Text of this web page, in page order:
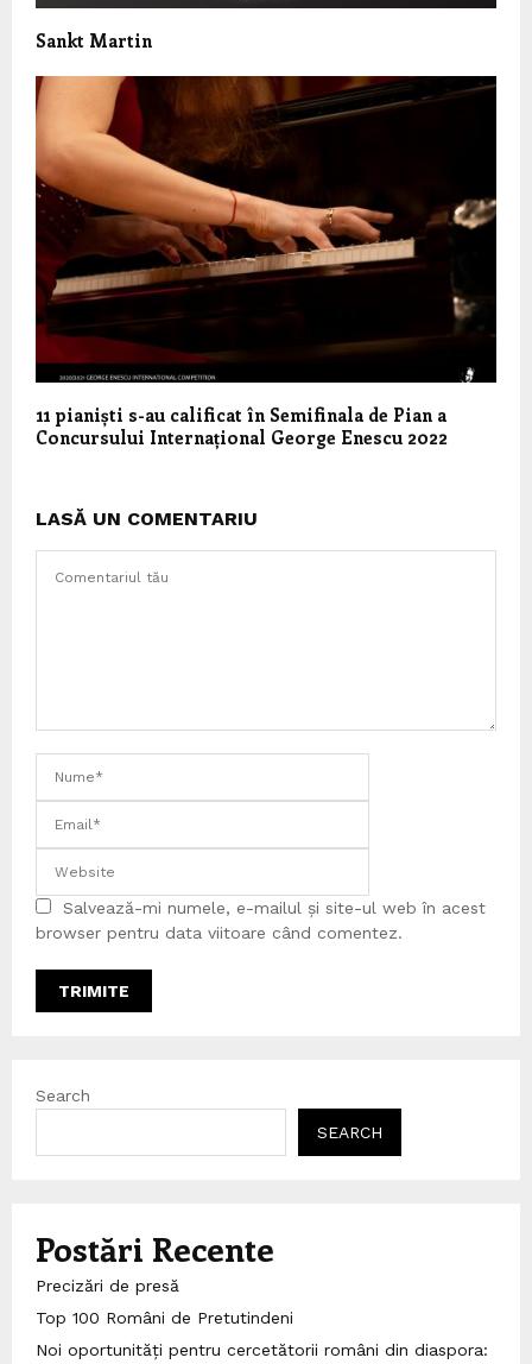
Sankt Martin
11 pianiști s-au calificat în Semifinala de Pian a
Concursului Internațional George Enescu 2022
LASĂ UN COMENTARIU
Salvează-mi numele, e-mailul și site-ul web în acest
browser pentru data viitoare când comentez.
Search
SEARCH
Postări Recente
Precizări de presă
Top 100 Români de Pretutindeni
Noi oportunități pentru cercetătorii români din diaspora: